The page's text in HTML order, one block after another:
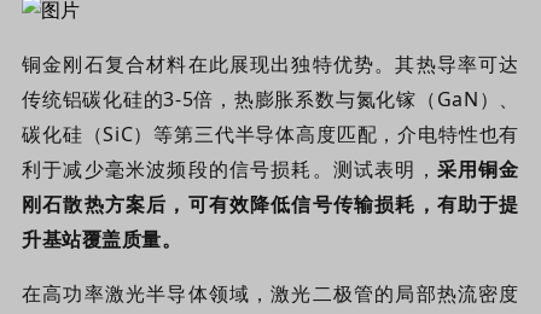
铜金刚石复合材料在此展现出独特优势。其热导率可达
传统铝碳化硅的3-5倍，热膨胀系数与氮化镓（GaN）、
碳化硅（SiC）等第三代半导体高度匹配，介电特性也有
利于减少毫米波频段的信号损耗。测试表明， 采用铜金
刚石散热方案后，可有效降低信号传输损耗，有助于提
升基站覆盖质量。
在高功率激光半导体领域，激光二极管的局部热流密度